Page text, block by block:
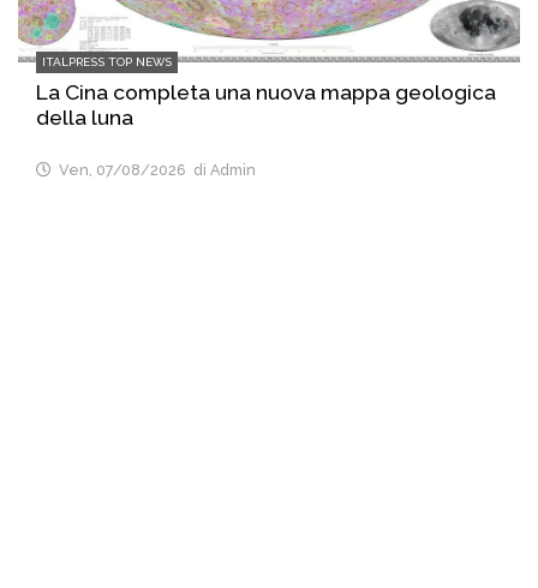
ITALPRESS TOP NEWS
La Cina completa una nuova mappa geologica
della luna
Ven, 07/08/2026 di Admin